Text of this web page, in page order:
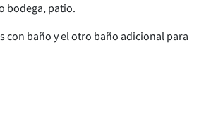
bodega, patio.
con baño y el otro baño adicional para